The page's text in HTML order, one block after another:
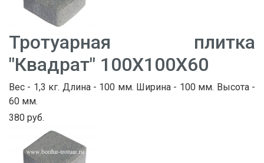
Тротуарная плитка
"Квадрат" 100Х100Х60
Вес - 1,3 кг. Длина - 100 мм. Ширина - 100 мм. Высота -
60 мм.
380 руб.